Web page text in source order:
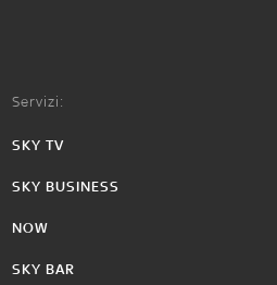
Servizi:
SKY TV
SKY BUSINESS
NOW
SKY BAR